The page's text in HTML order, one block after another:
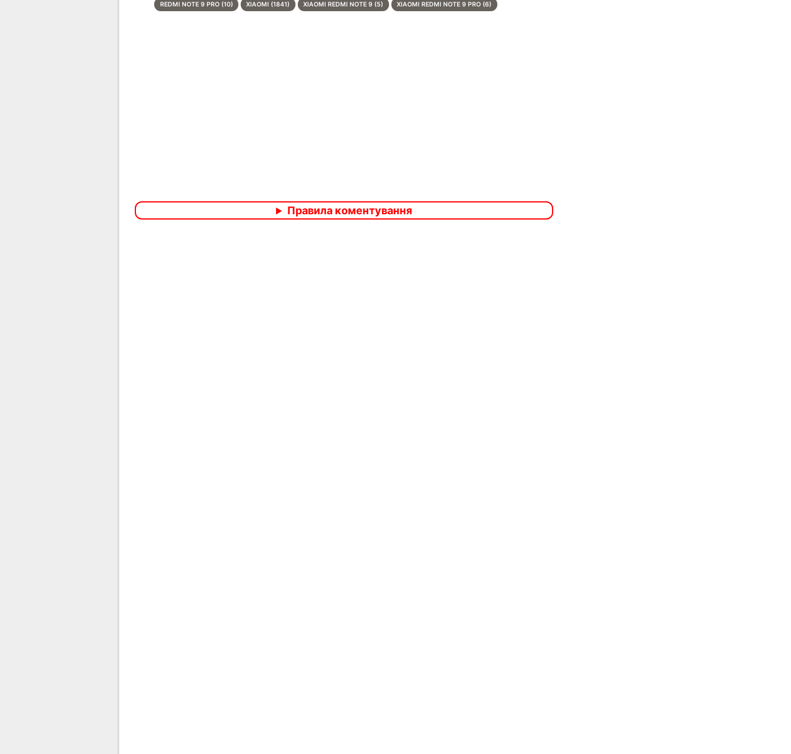
REDMI NOTE 9 PRO (10) XIAOMI (1841) XIAOMI REDMI NOTE 9 (5) XIAOMI REDMI NOTE 9 PRO (6)
Правила коментування